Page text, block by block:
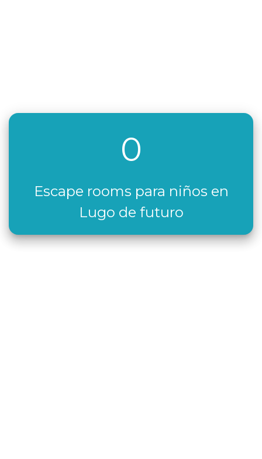
0
Escape rooms para niños en
Lugo de futuro